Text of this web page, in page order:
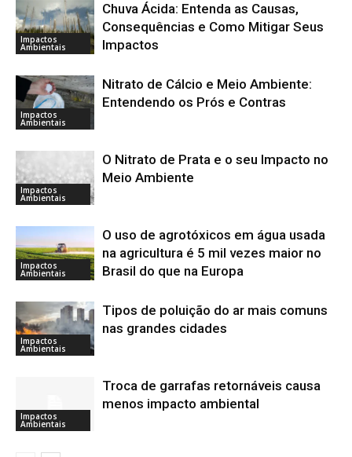
Impactos
Ambientais
Chuva Ácida: Entenda as Causas,
Consequências e Como Mitigar Seus
Impactos
Impactos
Ambientais
Nitrato de Cálcio e Meio Ambiente:
Entendendo os Prós e Contras
Impactos
Ambientais
O Nitrato de Prata e o seu Impacto no
Meio Ambiente
Impactos
Ambientais
O uso de agrotóxicos em água usada
na agricultura é 5 mil vezes maior no
Brasil do que na Europa
Impactos
Ambientais
Tipos de poluição do ar mais comuns
nas grandes cidades
Impactos
Ambientais
Troca de garrafas retornáveis causa
menos impacto ambiental